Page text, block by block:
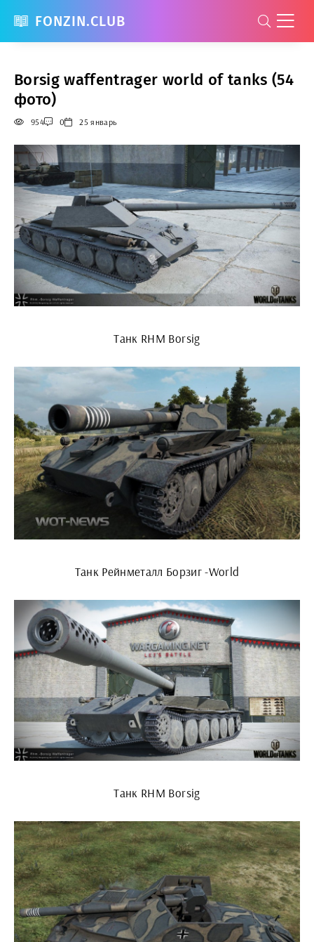
FONZIN.CLUB
Borsig waffentrager world of tanks (54
фото)
954 0 25 январь
Танк RHM Borsig
Танк Рейнметалл Борзиг -World
Танк RHM Borsig